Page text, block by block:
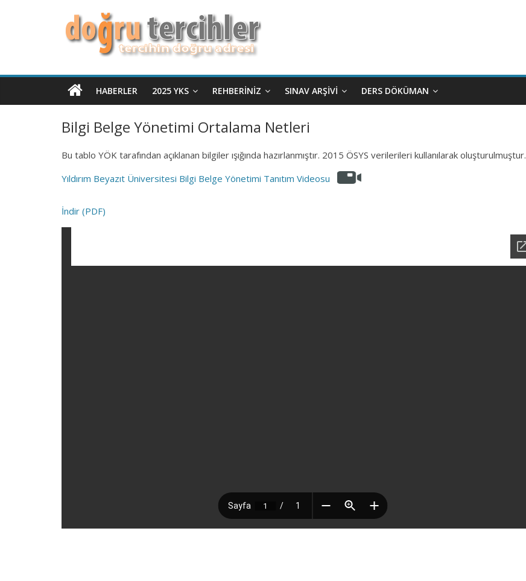
HABERLER 2025 YKS REHBERINIZ SINAV ARŞIVI DERS DÖKÜMAN
Bilgi Belge Yönetimi Ortalama Netleri
Bu tablo YÖK tarafından açıklanan bilgiler ışığında hazırlanmıştır. 2015 ÖSYS verilerileri kullanılarak oluşturulmuştur.
Yıldırım Beyazıt Üniversitesi Bilgi Belge Yönetimi Tanıtım Videosu
İndir (PDF)